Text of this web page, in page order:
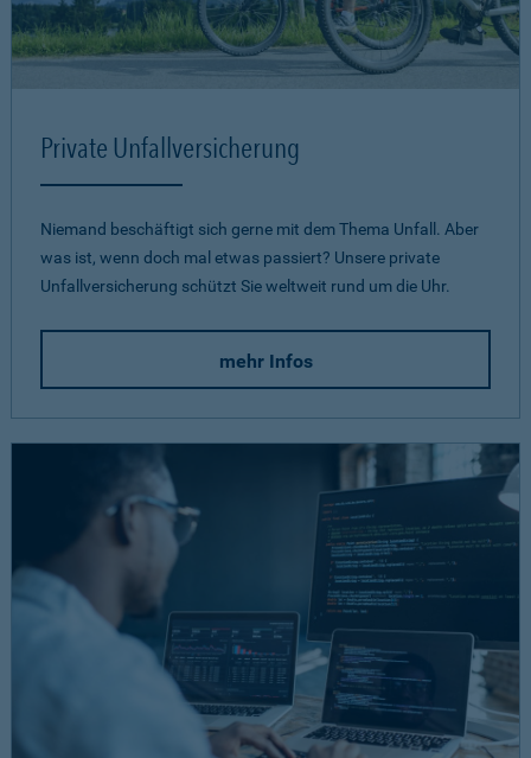
Private Unfallversicherung
Niemand beschäftigt sich gerne mit dem Thema Unfall. Aber
was ist, wenn doch mal etwas passiert? Unsere private
Unfallversicherung schützt Sie weltweit rund um die Uhr.
mehr Infos